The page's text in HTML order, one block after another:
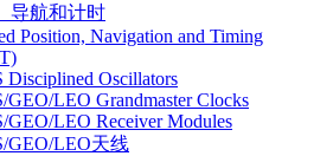
导航和计时
Position, Navigation and Timing
Disciplined Oscillators
GEO/LEO Grandmaster Clocks
GEO/LEO Receiver Modules
GEO/LEO天线